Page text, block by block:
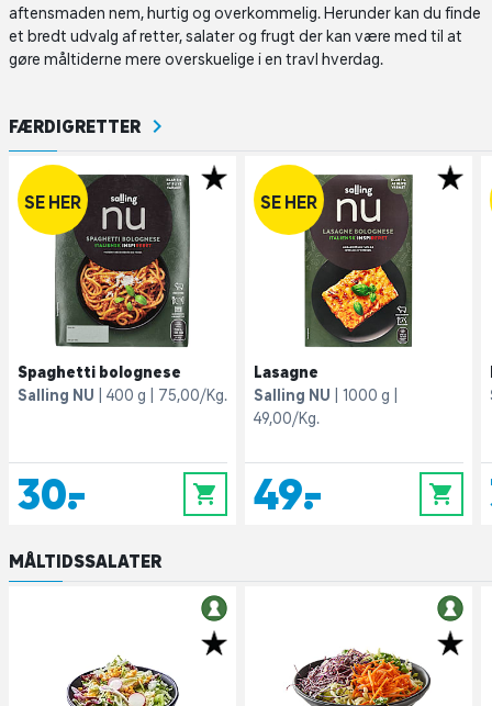
aftensmaden nem, hurtig og overkommelig. Herunder kan du finde
et bredt udvalg af retter, salater og frugt der kan være med til at
gøre måltiderne mere overskuelige i en travl hverdag.
FÆRDIGRETTER
SE HER
Spaghetti bolognese
Salling NU
400 g 75,00/Kg.
30,- 0
SE HER
Lasagne
Salling NU
1000 g
49,00/Kg.
49,- 0
MÅLTIDSSALATER